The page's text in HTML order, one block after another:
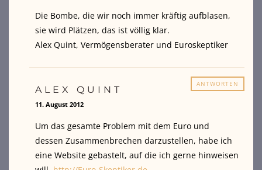
Die Bombe, die wir noch immer kräftig aufblasen,
sie wird Plätzen, das ist völlig klar.
Alex Quint, Vermögensberater und Euroskeptiker
ANTWORTEN
ALEX QUINT
11. August 2012
Um das gesamte Problem mit dem Euro und
dessen Zusammenbrechen darzustellen, habe ich
eine Website gebastelt, auf die ich gerne hinweisen